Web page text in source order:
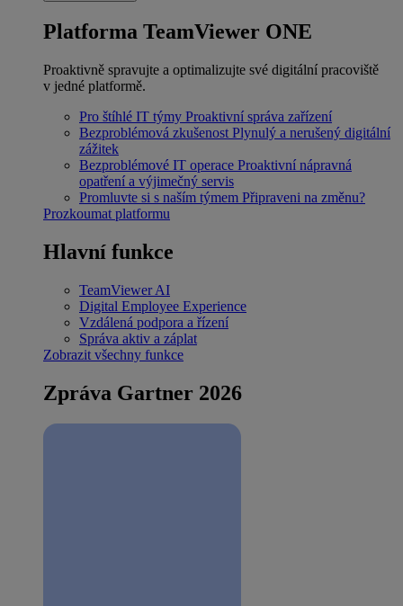
Platforma TeamViewer ONE
Proaktivně spravujte a optimalizujte své digitální pracoviště
v jedné platformě.
Pro štíhlé IT týmy Proaktivní správa zařízení
Bezproblémová zkušenost Plynulý a nerušený digitální
zážitek
Bezproblémové IT operace Proaktivní nápravná
opatření a výjimečný servis
Promluvte si s naším týmem Připraveni na změnu?
Prozkoumat platformu
Hlavní funkce
TeamViewer AI
Digital Employee Experience
Vzdálená podpora a řízení
Správa aktiv a záplat
Zobrazit všechny funkce
Zpráva Gartner 2026